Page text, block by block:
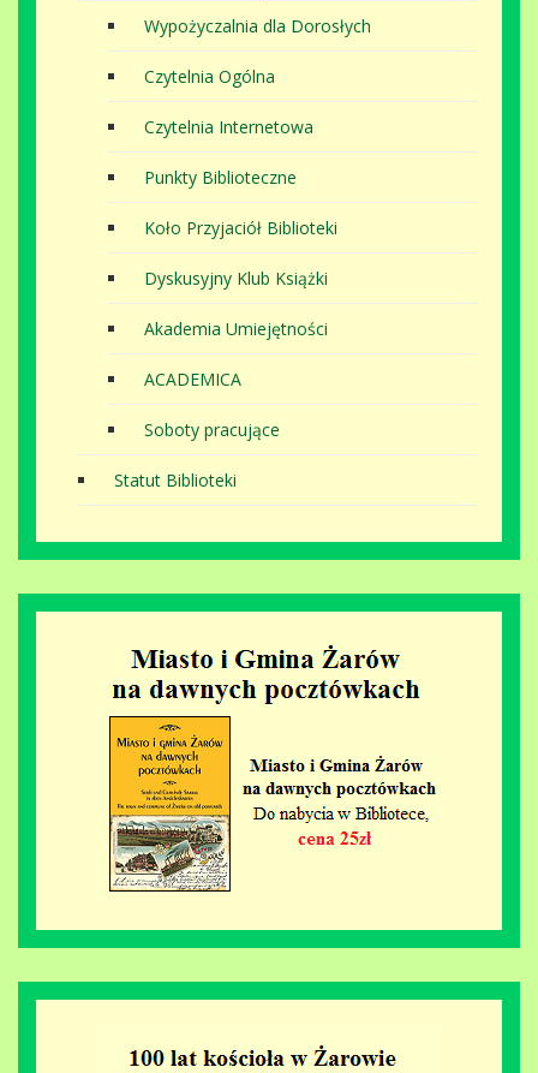
Wypożyczalnia dla Dorosłych
Czytelnia Ogólna
Czytelnia Internetowa
Punkty Biblioteczne
Koło Przyjaciół Biblioteki
Dyskusyjny Klub Książki
Akademia Umiejętności
ACADEMICA
Soboty pracujące
Statut Biblioteki